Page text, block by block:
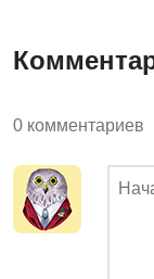
0 комментариев